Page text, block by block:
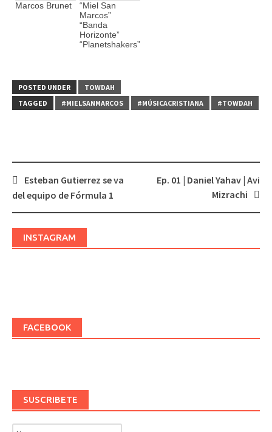
Marcos Brunet
“Miel San
Marcos”
“Banda
Horizonte”
“Planetshakers”
POSTED UNDER
TOWDAH
TAGGED
#MIELSANMARCOS #MÚSICACRISTIANA #TOWDAH
Post
navigation
Esteban Gutierrez se va
del equipo de Fórmula 1
Ep. 01 | Daniel Yahav | Avi
Mizrachi
INSTAGRAM
FACEBOOK
SUSCRIBETE